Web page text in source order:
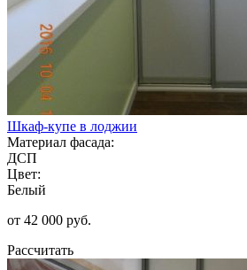
Шкаф-купе в лоджии
Материал фасада:
ДСП
Цвет:
Белый
от 42 000 руб.
Рассчитать